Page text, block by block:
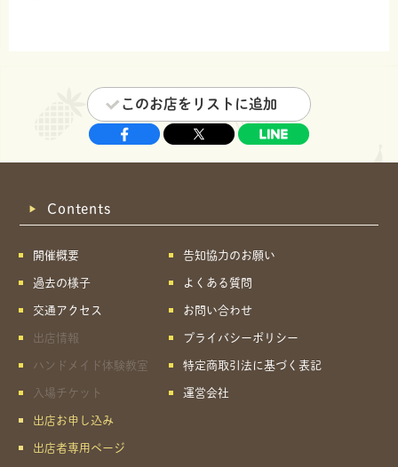
このお店をリストに追加
Contents
開催概要
過去の様子
交通アクセス
出店情報
ハンドメイド体験教室
入場チケット
出店お申し込み
出店者専用ページ
告知協力のお願い
よくある質問
お問い合わせ
プライバシーポリシー
特定商取引法に基づく表記
運営会社